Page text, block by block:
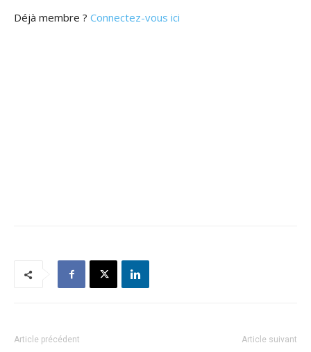
Déjà membre ? Connectez-vous ici
Article précédent Article suivant